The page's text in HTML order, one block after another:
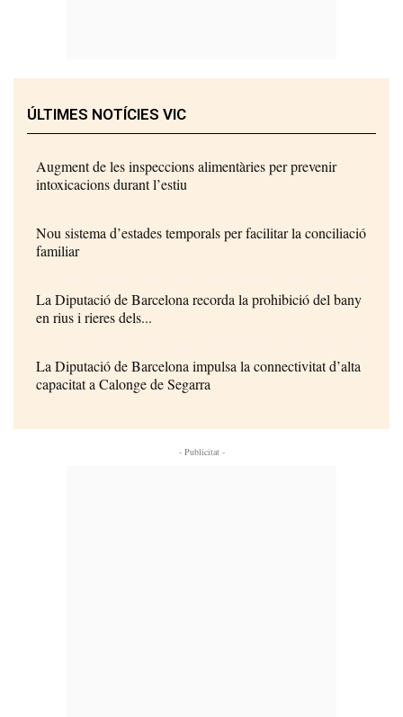
ÚLTIMES NOTÍCIES VIC
Augment de les inspeccions alimentàries per prevenir
intoxicacions durant l’estiu
Nou sistema d’estades temporals per facilitar la conciliació
familiar
La Diputació de Barcelona recorda la prohibició del bany
en rius i rieres dels...
La Diputació de Barcelona impulsa la connectivitat d’alta
capacitat a Calonge de Segarra
- Publicitat -